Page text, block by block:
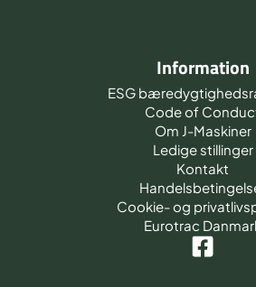
Information
ESG
Code of
Om J-Maskiner
Ledige stillinger
Kontakt
Cookie- og
Eurotrac